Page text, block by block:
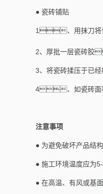
● 瓷砖铺贴
1、 用抹刀
2、 厚批一层瓷砖胶
3、 将瓷砖揉压于已
4、 如瓷砖面
注意事项
● 为避免破坏产品
● 施工环境温度应为
● 在高温、有风或基